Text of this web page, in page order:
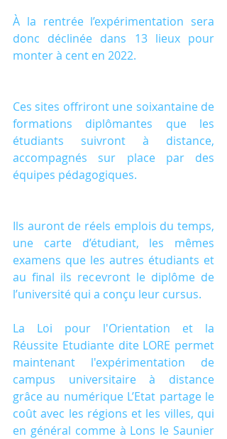
À la rentrée l’expérimentation sera
donc déclinée dans 13 lieux pour
monter à cent en 2022.
Ces sites offriront une soixantaine de
formations diplômantes que les
étudiants suivront à distance,
accompagnés sur place par des
équipes pédagogiques.
Ils auront de réels emplois du temps,
une carte d’étudiant, les mêmes
examens que les autres étudiants et
au final ils recevront le diplôme de
l’université qui a conçu leur cursus.
La Loi pour l'Orientation et la
Réussite Etudiante dite LORE permet
maintenant l'expérimentation de
campus universitaire à distance
grâce au numérique L’Etat partage le
coût avec les régions et les villes, qui
en général comme à Lons le Saunier